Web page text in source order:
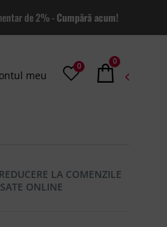
de 2% -Cumpără acum!
meu
0 0
LA COMENZILE
ONLINE